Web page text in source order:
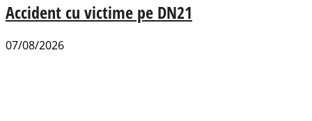
Accident cu victime pe DN21
07/08/2026